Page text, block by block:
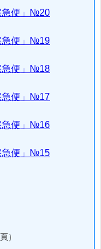
急便」№20
急便」№19
急便」№18
急便」№17
急便」№16
急便」№15
）